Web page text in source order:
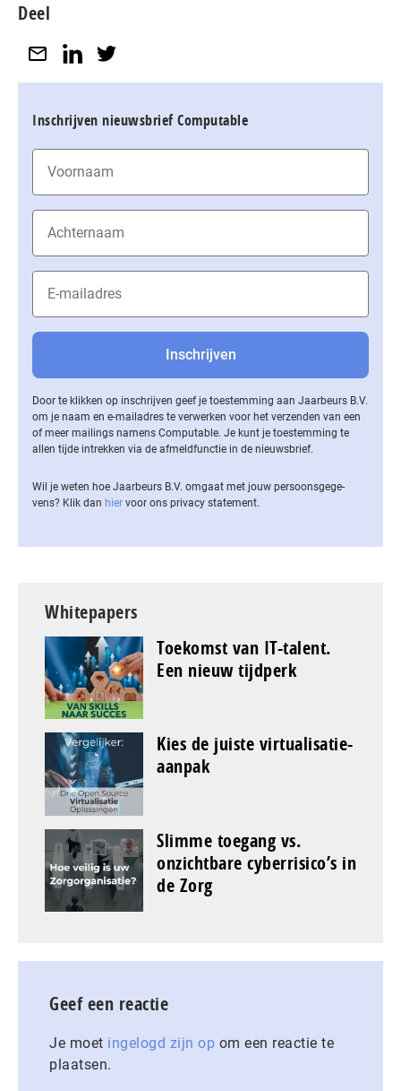
Deel
Inschrijven nieuwsbrief Computable
Door te klikken op inschrijven geef je toestemming aan Jaarbeurs B.V.
om je naam en e-mailadres te verwerken voor het verzenden van een
of meer mailings namens Computable. Je kunt je toestemming te
allen tijde intrekken via de af­meld­func­tie in de nieuwsbrief.
Wil je weten hoe Jaarbeurs B.V. omgaat met jouw per­soons­ge­ge­
vens? Klik dan hier voor ons privacy statement.
Whitepapers
Toekomst van IT-talent.
Een nieuw tijdperk
Kies de juiste virtualisatie-
aanpak
Slimme toegang vs.
onzichtbare cyberrisico’s in
de Zorg
Geef een reactie
Je moet ingelogd zijn op om een reactie te
plaatsen.